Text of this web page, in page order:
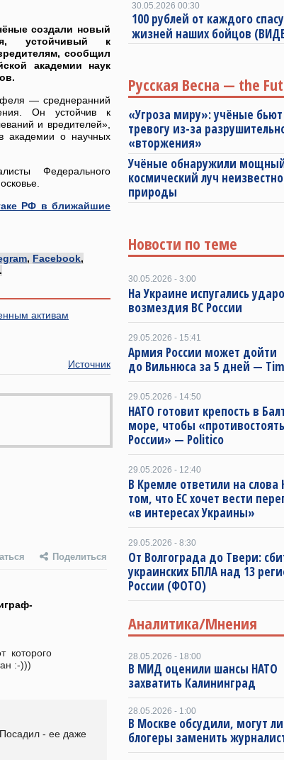
создали новый
устойчивый к
сообщил
академии наук
— среднеранний
Он устойчив к
и вредителей»,
академии о научных
Федерального
РФ в ближайшие
, Facebook,
активам
Источник
Поделиться
которого
:-)))
- ее даже
30.05.2026 00:30
100 рублей от каждого
жизней наших бойцов
Русская Весна — the
«Угроза миру»: учёные бьют
тревогу из-за
«вторжения»
Учёные обнаружили
космический луч
природы
Новости по теме
30.05.2026 - 3:00
На Украине испугались
возмездия ВС России
29.05.2026 - 15:41
Армия России может дойти
до Вильнюса за 5 дней —
29.05.2026 - 14:50
НАТО готовит крепость в
море, чтобы «противостоять
России» — Politico
29.05.2026 - 12:40
В Кремле ответили на слова
том, что ЕС хочет вести
«в интересах Украины»
29.05.2026 - 8:30
От Волгограда до Твери:
украинских БПЛА над 13
России (ФОТО)
Аналитика/Мнения
28.05.2026 - 18:00
В МИД оценили шансы НАТО
захватить Калининград
28.05.2026 - 1:00
В Москве обсудили, могут ли
блогеры заменить